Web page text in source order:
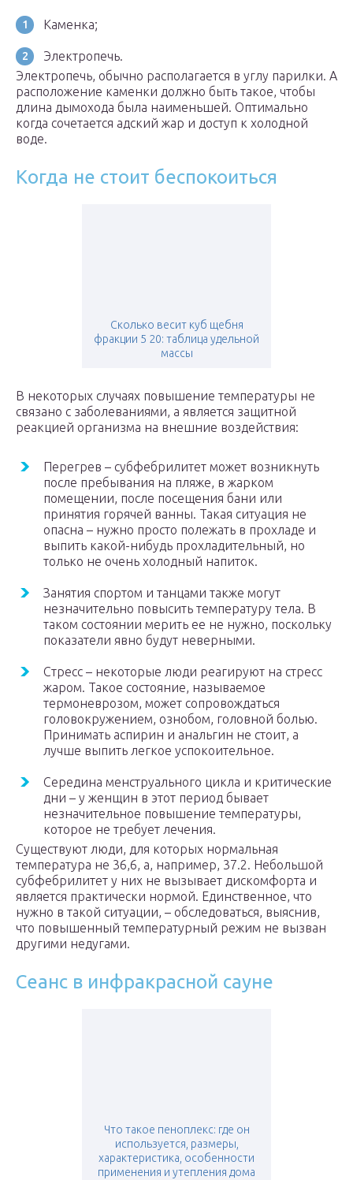
Каменка;
Электропечь.
Электропечь, обычно располагается в углу парилки. А
расположение каменки должно быть такое, чтобы
длина дымохода была наименьшей. Оптимально
когда сочетается адский жар и доступ к холодной
воде.
Когда не стоит беспокоиться
Сколько весит куб щебня
фракции 5 20: таблица удельной
массы
В некоторых случаях повышение температуры не
связано с заболеваниями, а является защитной
реакцией организма на внешние воздействия:
Перегрев – субфебрилитет может возникнуть
после пребывания на пляже, в жарком
помещении, после посещения бани или
принятия горячей ванны. Такая ситуация не
опасна – нужно просто полежать в прохладе и
выпить какой-нибудь прохладительный, но
только не очень холодный напиток.
Занятия спортом и танцами также могут
незначительно повысить температуру тела. В
таком состоянии мерить ее не нужно, поскольку
показатели явно будут неверными.
Стресс – некоторые люди реагируют на стресс
жаром. Такое состояние, называемое
термоневрозом, может сопровождаться
головокружением, ознобом, головной болью.
Принимать аспирин и анальгин не стоит, а
лучше выпить легкое успокоительное.
Середина менструального цикла и критические
дни – у женщин в этот период бывает
незначительное повышение температуры,
которое не требует лечения.
Существуют люди, для которых нормальная
температура не 36,6, а, например, 37.2. Небольшой
субфебрилитет у них не вызывает дискомфорта и
является практически нормой. Единственное, что
нужно в такой ситуации, – обследоваться, выяснив,
что повышенный температурный режим не вызван
другими недугами.
Сеанс в инфракрасной сауне
Что такое пеноплекс: где он
используется, размеры,
характеристика, особенности
применения и утепления дома